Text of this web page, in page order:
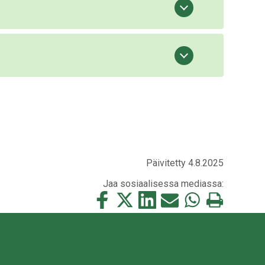
Päivitetty 4.8.2025
Jaa sosiaalisessa mediassa:
Jaa
tämä
Jaa
tämä
Jaa
tämä
Jaa
tämä
Jaa
tämä
Tulosta
tämä